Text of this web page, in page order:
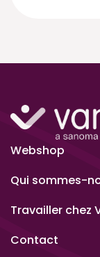
Webshop
Qui sommes-
Travailler chez
Contact